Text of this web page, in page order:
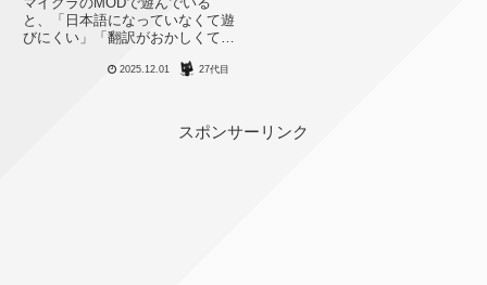
と、「日本語になっていなくて遊
びにくい」「翻訳がおかしくて違
たることがあります。新しい
たら嬉しいと思うのでその方法を
2025.12.01 27代目
スポンサーリンク